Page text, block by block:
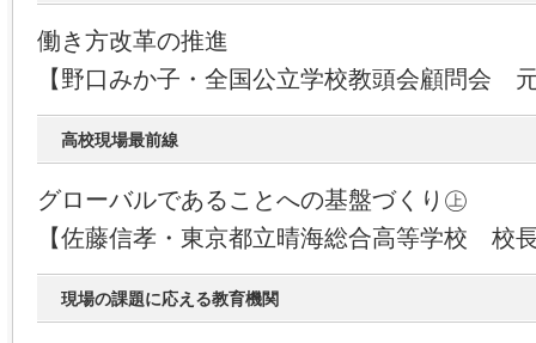
働き方改革の推進
【野口みか子・全国公立学校教頭会顧問会
高校現場最前線
グローバルであることへの基盤づくり㊤
【佐藤信孝・東京都立晴海総合高等学校 校
現場の課題に応える教育機関